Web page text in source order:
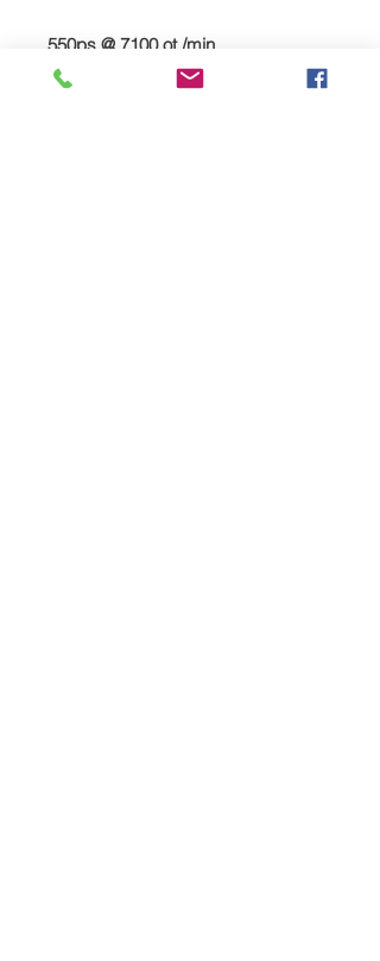
550ps @ 7100 ot./min
651 Nm při 5400 ot./min